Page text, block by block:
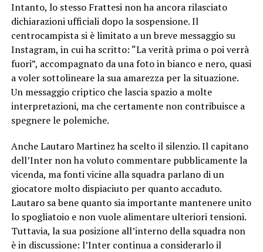
Intanto, lo stesso Frattesi non ha ancora rilasciato
dichiarazioni ufficiali dopo la sospensione. Il
centrocampista si è limitato a un breve messaggio su
Instagram, in cui ha scritto: “La verità prima o poi verrà
fuori”, accompagnato da una foto in bianco e nero, quasi
a voler sottolineare la sua amarezza per la situazione.
Un messaggio criptico che lascia spazio a molte
interpretazioni, ma che certamente non contribuisce a
spegnere le polemiche.
Anche Lautaro Martinez ha scelto il silenzio. Il capitano
dell’Inter non ha voluto commentare pubblicamente la
vicenda, ma fonti vicine alla squadra parlano di un
giocatore molto dispiaciuto per quanto accaduto.
Lautaro sa bene quanto sia importante mantenere unito
lo spogliatoio e non vuole alimentare ulteriori tensioni.
Tuttavia, la sua posizione all’interno della squadra non
è in discussione: l’Inter continua a considerarlo il